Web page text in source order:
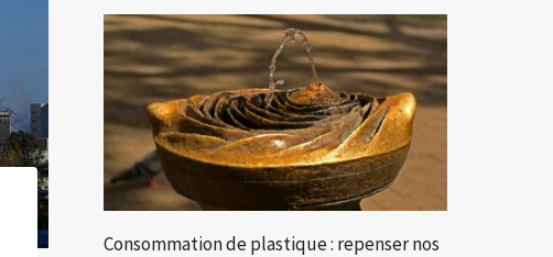
Consommation de plastique : repenser nos